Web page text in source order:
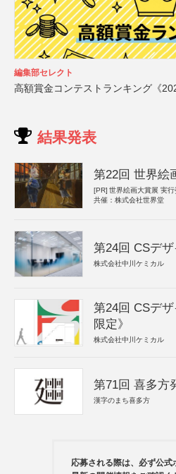
編集部セレクト
高額賞金コンテストランキング《
結果発表
第22回 世界絵
[PR] 世界絵画大賞展 実行
共催：株式会社世界堂
第24回 CSデ
株式会社中川ケミカル
第24回 CSデ
限定》
株式会社中川ケミカル
第71回 喜多方
漢字のまち喜多方
応募される際は、必ず公式